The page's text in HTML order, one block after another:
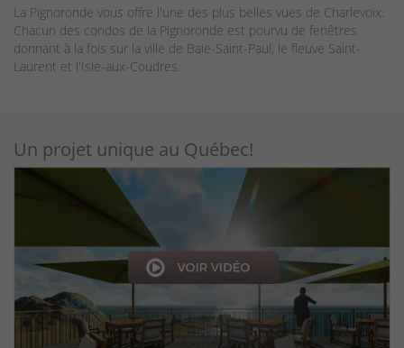
La Pignoronde vous offre l'une des plus belles vues de Charlevoix.
Chacun des condos de la Pignoronde est pourvu de fenêtres
donnant à la fois sur la ville de Baie-Saint-Paul, le fleuve Saint-
Laurent et l'Isle-aux-Coudres.
Un projet unique au Québec!